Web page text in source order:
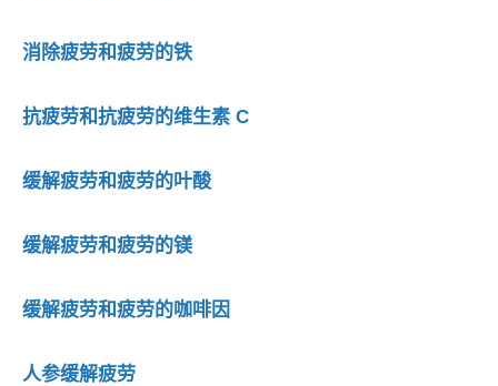
消除疲劳和疲劳的铁
抗疲劳和抗疲劳的维生素 C
缓解疲劳和疲劳的叶酸
缓解疲劳和疲劳的镁
缓解疲劳和疲劳的咖啡因
人参缓解疲劳